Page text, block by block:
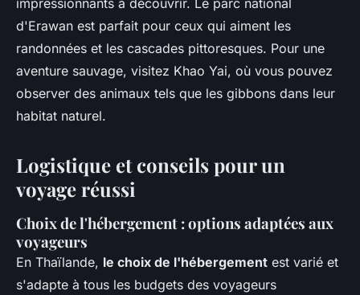
impressionnants à découvrir. Le parc national
d'Erawan est parfait pour ceux qui aiment les
randonnées et les cascades pittoresques. Pour une
aventure sauvage, visitez Khao Yai, où vous pouvez
observer des animaux tels que les gibbons dans leur
habitat naturel.
Logistique et conseils pour un
voyage réussi
Choix de l'hébergement : options adaptées aux
voyageurs
En Thaïlande, le choix de l'hébergement est varié et
s'adapte à tous les budgets des voyageurs